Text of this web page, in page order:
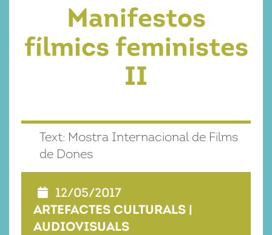
Manifestos
fílmics feministes
II
Text: Mostra Internacional de Films
de Dones
12/05/2017
ARTEFACTES CULTURALS |
AUDIOVISUALS